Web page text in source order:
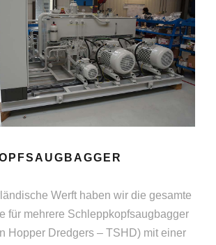
Werft haben wir die gesamte
für mehrere Schleppkopfsaugbagger
Hopper Dredgers – TSHD) mit einer